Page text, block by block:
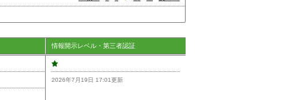
情報開示レベル・第三者認証
2026年7月19日 17:01更新